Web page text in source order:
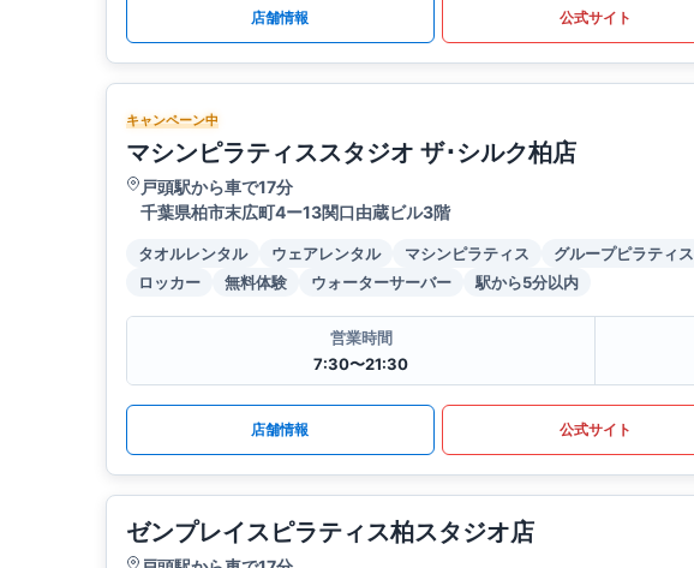
店舗情報 公式サイト
キャンペーン中
マシンピラティススタジオ ザ･シルク柏店
戸頭駅から車で17分
千葉県柏市末広町4ー13関口由蔵ビル3階
タオルレンタル ウェアレンタル マシンピラティス
グループピラティス
ロッカー
無料体験 ウォーターサーバー 駅から5分以内
営業時間
7:30〜21:30
店舗情報 公式サイト
ゼンプレイスピラティス柏スタジオ店